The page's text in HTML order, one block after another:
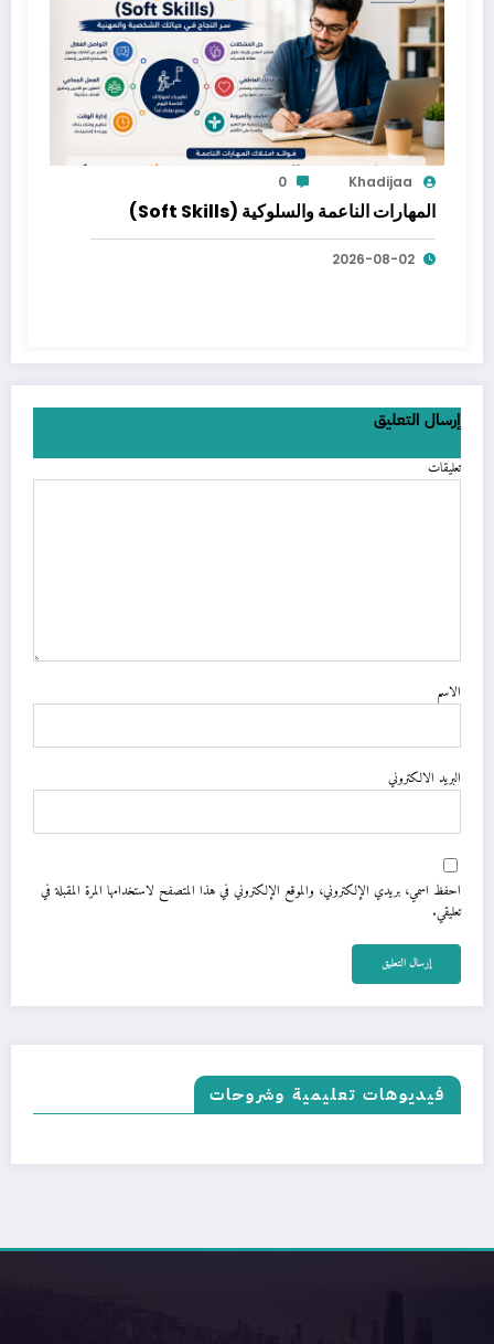
Khadijaa
0
المهارات الناعمة والسلوكية (Soft Skills)
2026-08-02
إرسال التعليق
تعليقات
الاسم
البريد الالكتروني
احفظ اسمي، بريدي الإلكتروني، والموقع الإلكتروني في هذا المتصفح لاستخدامها المرة المقبلة في
تعليقي.
فيديوهات تعليمية وشروحات